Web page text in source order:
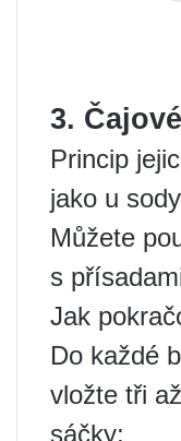
3.
Princip
jako u
Můžete
s
Jak
Do každé
vložte tři
sáčky;